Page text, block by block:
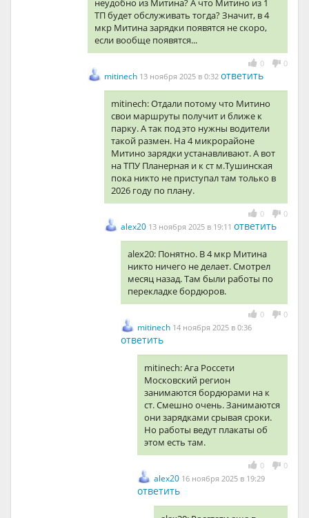
ТП будет обслуживать тогда? Значит, в 4
мкр Митина зарядки появятся не скоро,
если вообще появятся...
0 0
mitinech 13 ноября 2025 в 0:32 ответить
mitinech: Отдали потому что Митино
свои маршруты получит и ближе к
парку. А так под это нужны водители
такой размен. На 4 микрорайоне
Митино зарядки устанавливают. А вот
на ТПУ Планерная и к ст м.Тушинская
пока никто не приступал там только в
2026 году по плану.
0 0
alex20 13 ноября 2025 в 19:11 ответить
alex20: Понятно. В 4 мкр Митина
никто ничего не делает. Смотрел
месяц назад. Там были работы по
перекладке бордюров.
0 0
mitinech 14 ноября 2025 в 0:36
ответить
mitinech: Ага Россети
Московский регион
занимаются бордюрами на к
ст. Смешно очень. Занимаются
они зарядками срывая сроки.
Но работы ведут плакаты об
этом есть там.
0 0
alex20 16 ноября 2025 в 19:29
ответить